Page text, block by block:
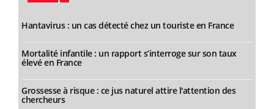
Hantavirus : un cas détecté chez un touriste en France
Mortalité infantile : un rapport s’interroge sur son taux
élevé en France
Grossesse à risque : ce jus naturel attire l'attention des
chercheurs